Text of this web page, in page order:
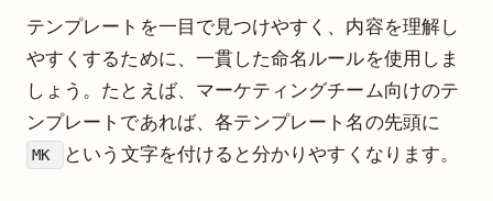
テンプレートを一目で見つけやすく、内容を理解し
やすくするために、一貫した命名ルールを使用しま
しょう。たとえば、マーケティングチーム向けのテ
ンプレートであれば、各テンプレート名の先頭に
MK という文字を付けると分かりやすくなります。